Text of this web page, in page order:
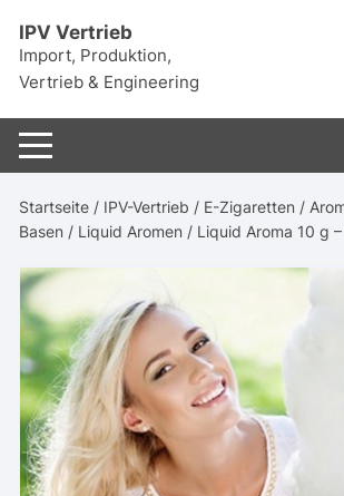
Inhalt
springen
IPV Vertrieb
Import, Produktion,
Vertrieb & Engineering
Startseite / IPV-Vertrieb / E-Zigaretten /
Basen / Liquid Aromen / Liquid Aroma 10 g